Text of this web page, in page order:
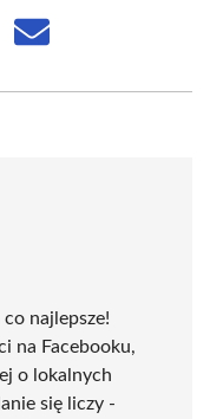
Share
najlepsze!
na Facebooku,
o lokalnych
się liczy -